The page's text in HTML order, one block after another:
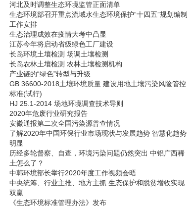
河北及时调整生态环境监管正面清单
生态环境部召开重点流域水生态环境保护“十四五”规划编制
工作安排
生态治理成效在疫情大考中凸显
江苏今年将启动省级绿色工厂建设
长岛环境土壤检测 场调土壤检测
长岛农林土壤检测 农林土壤检测机构
产业链的“绿色”转型与升级
GB 36600-2018土壤环境质量 建设用地土壤污染风险管控
标准(试行)
HJ 25.1-2014 场地环境调查技术导则
2020年危废行业研究报告
安徽通报第二次全国污染源普查情况
了解2020年中国环保行业市场现状与发展趋势 智慧化趋势
明显
历经多轮督察、自查，环境污染问题仍然突出 中铝广西稀
土怎么了？
中韩环境部长举行2020年度工作视频会晤
中央统筹、行业主推、地方主抓 生态保护和脱贫增收实现
双赢
《生态环境标准管理办法》发布